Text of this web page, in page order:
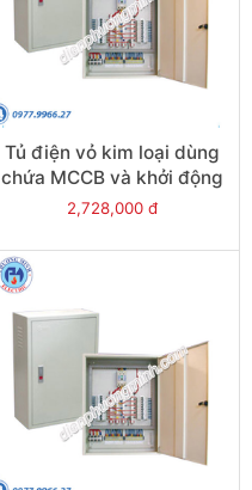
Tủ điện vỏ kim loại dùng
chứa MCCB và khởi động
từ - Model CKE10+5
2,728,000 đ